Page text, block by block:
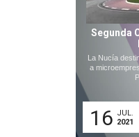
Segunda
La Nucía
a
16 JUL.
2021